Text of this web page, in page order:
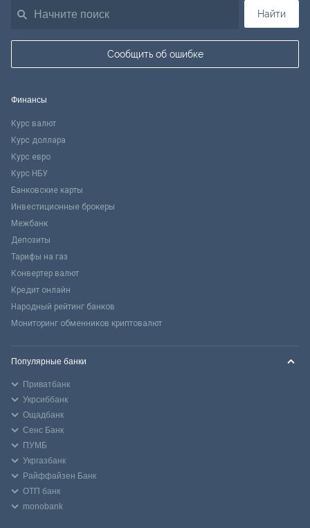
Найти
Сообщить об ошибке
Финансы
Курс валют
Курс доллара
Курс евро
Курс НБУ
Банковские карты
Инвестиционные брокеры
Межбанк
Депозиты
Тарифы на газ
Конвертер валют
Кредит онлайн
Народный рейтинг банков
Мониторинг обменников криптовалют
Популярные банки
Приватбанк
Укрсиббанк
Ощадбанк
Сенс Банк
ПУМБ
Укргазбанк
Райффайзен Банк
ОТП банк
monobank